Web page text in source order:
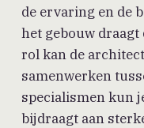
de ervaring en de
het gebouw draagt
rol kan de
samenwerken
specialismen kun
bijdraagt aan